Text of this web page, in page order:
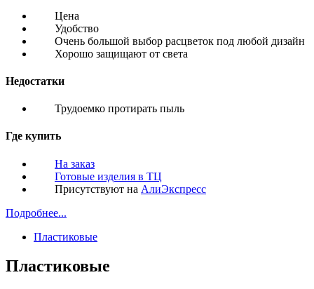
Цена
Удобство
Очень большой выбор расцветок под любой дизайн
Хорошо защищают от света
Недостатки
Трудоемко протирать пыль
Где купить
На заказ
Готовые изделия в ТЦ
Присутствуют на АлиЭкспресс
Подробнее...
Пластиковые
Пластиковые